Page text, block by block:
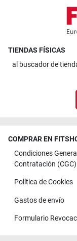
TIENDAS FÍSICAS
al buscador de
COMPRAR EN
Condiciones
Contratación (CGC)
Política de Cookies
Gastos de envío
Formulario